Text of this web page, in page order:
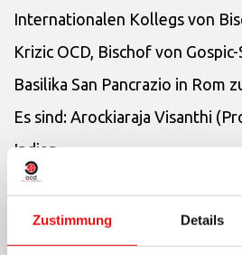
Zustimmung Details
Internationalen Kollegs von
Krizic OCD, Bischof von
Basilika San Pancrazio in Rom
Es sind: Arockiaraja Visanthi
Indien...